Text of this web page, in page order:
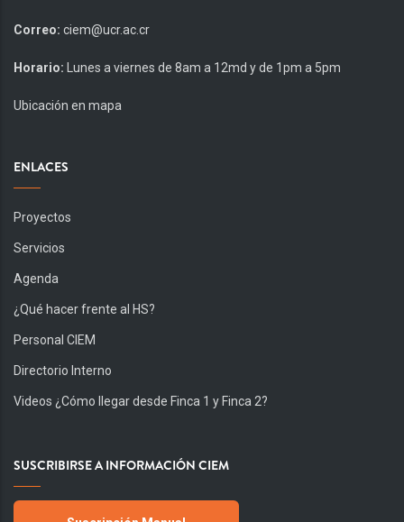
Correo: ciem@ucr.ac.cr
Horario: Lunes a viernes de 8am a 12md y de 1pm a 5pm
Ubicación en mapa
ENLACES
Proyectos
Servicios
Agenda
¿Qué hacer frente al HS?
Personal CIEM
Directorio Interno
Videos ¿Cómo llegar desde Finca 1 y Finca 2?
SUSCRIBIRSE A INFORMACIÓN CIEM